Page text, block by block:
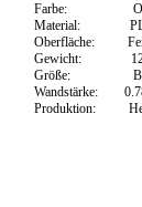
Farbe:
Material: PLA,
Oberfläche:
Gewicht:
Größe: B:
Wandstärke:
Produktion: